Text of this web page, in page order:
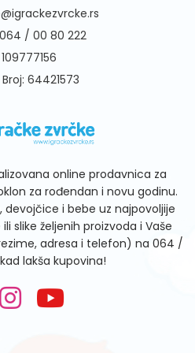
064 / 00 80 222
109777156
64421573
online prodavnica za
za rođendan i novu godinu.
devojčice i bebe uz najpovoljije
slike željenih proizvoda i Vaše
adresa i telefon) na 064 /
lakša kupovina!